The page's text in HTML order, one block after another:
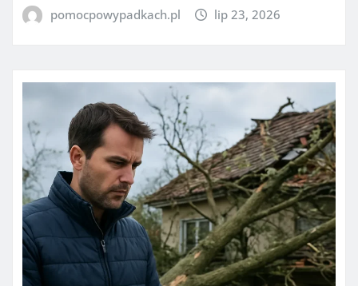
pomocpowypadkach.pl lip 23, 2026